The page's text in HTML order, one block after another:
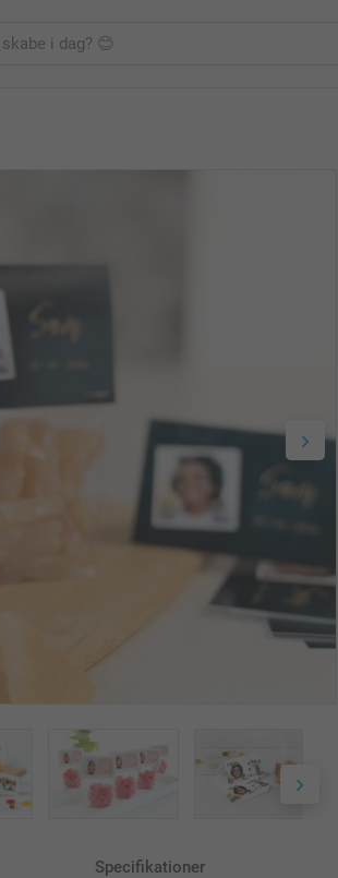
Specifikationer